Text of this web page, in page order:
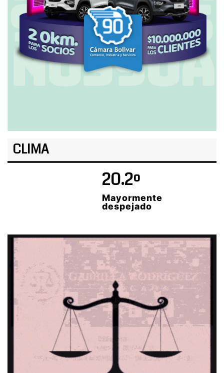
CLIMA
20.2º
Mayormente
despejado